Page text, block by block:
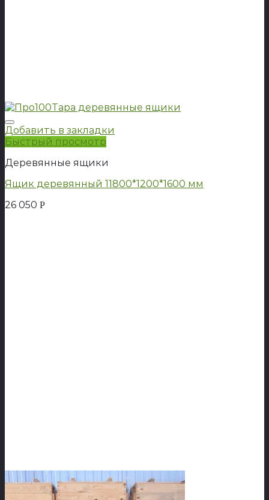
Добавить в закладки
Быстрый просмотр
Деревянные ящики
Ящик деревянный 11800*1200*1600 мм
26 050 Р